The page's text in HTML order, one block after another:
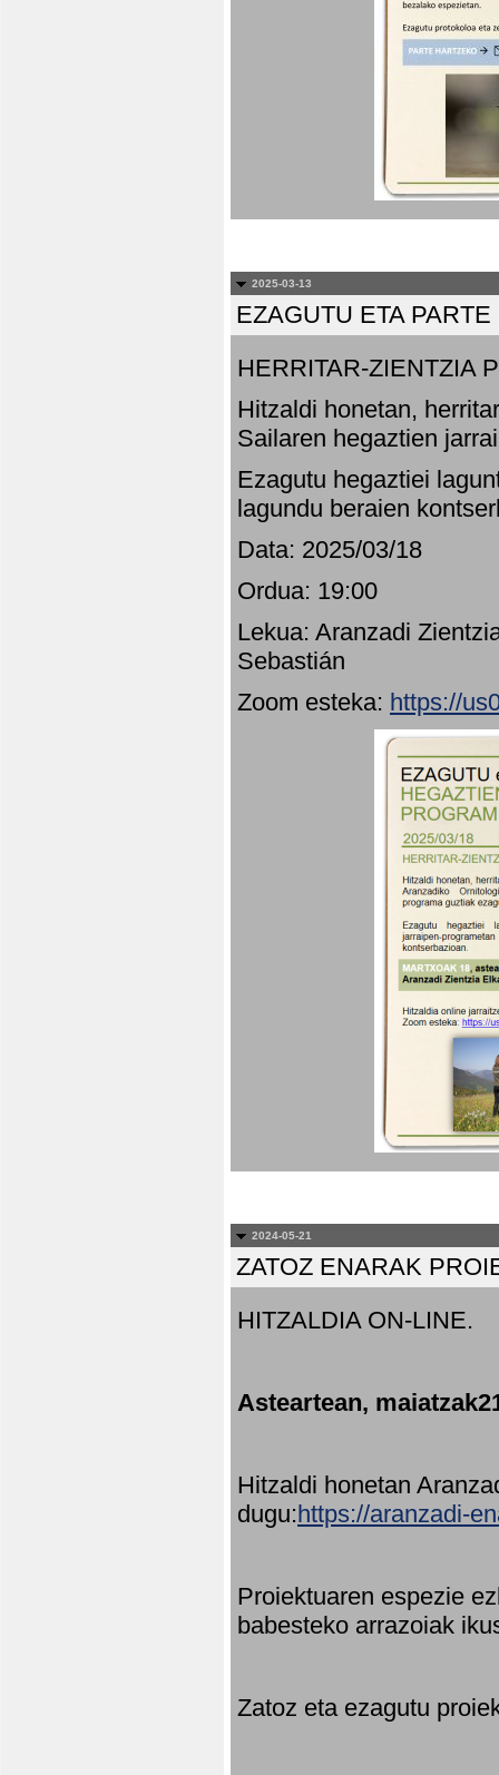
2025-03-13
EZAGUTU ETA
HERRITAR-ZIENTZIA
Hitzaldi honetan,
Sailaren hegaztien
Ezagutu hegaztiei
lagundu beraien
Data: 2025/03/18
Ordua: 19:00
Lekua: Aranzadi
Sebastián
Zoom esteka: https://
2024-05-21
ZATOZ ENARAK
HITZALDIA ON-LINE.
Asteartean,
Hitzaldi honetan
dugu:https://aranzadi-
Proiektuaren espezie
babesteko arrazoiak
Zatoz eta ezagutu